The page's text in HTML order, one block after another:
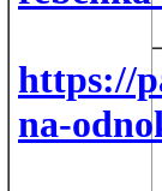
https://
na-